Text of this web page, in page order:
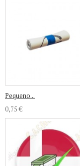
Pequeno...
0,75 €